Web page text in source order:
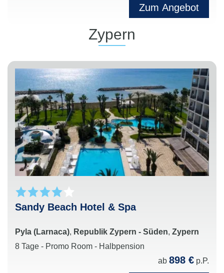
Zum Angebot
Zypern
Sandy Beach Hotel & Spa
Pyla (Larnaca), Republik Zypern - Süden, Zypern
8 Tage - Promo Room - Halbpension
ab 898 € p.P.